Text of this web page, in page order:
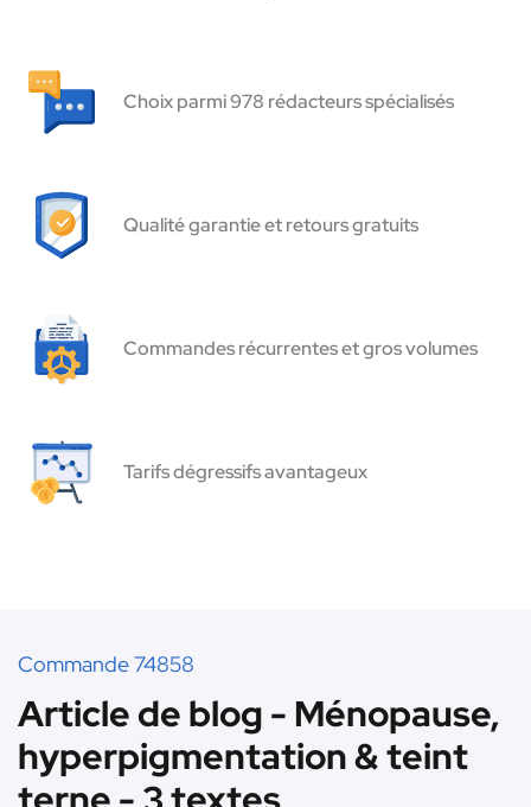
Choix parmi 978 rédacteurs spécialisés
Qualité garantie et retours gratuits
Commandes récurrentes et gros volumes
Tarifs dégressifs avantageux
Commande 74858
Article de blog - Ménopause,
hyperpigmentation & teint